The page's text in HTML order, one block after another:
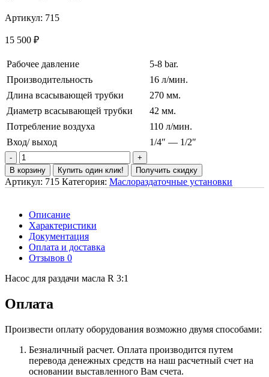
Артикул: 715
15 500 ₽
Рабочее давление
5-8 bar.
Производительность
16 л/мин.
Длина всасывающей трубки
270 мм.
Диаметр всасывающей трубки
42 мм.
Потребление воздуха
110 л/мин.
Вход/ выход
1/4″ — 1/2″
В корзину Купить один клик! Получить скидку
Артикул: 715 Категория: Маслораздаточные установки
Описание
Характеристики
Документация
Оплата и доставка
Отзывов 0
Насос для раздачи масла R 3:1
Оплата
Произвести оплату оборудования возможно двумя способами:
Безналичный расчет. Оплата производится путем
перевода денежных средств на наш расчетный счет на
основании выставленного Вам счета.